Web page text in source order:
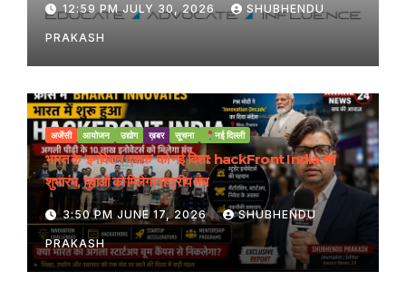
12:59 PM JULY 30, 2026 SHUBHENDU
PRAKASH
अजेंसी आयोजन उद्योग ख़बर सूचना नई दिल्ली
भारत के ‘इनोवेशन दशक’ को नई दिशा: hackFront India का
शुभारंभ, युवाओं को मिलेगा राष्ट्रीय मंच
3:50 PM JUNE 17, 2026 SHUBHENDU
PRAKASH